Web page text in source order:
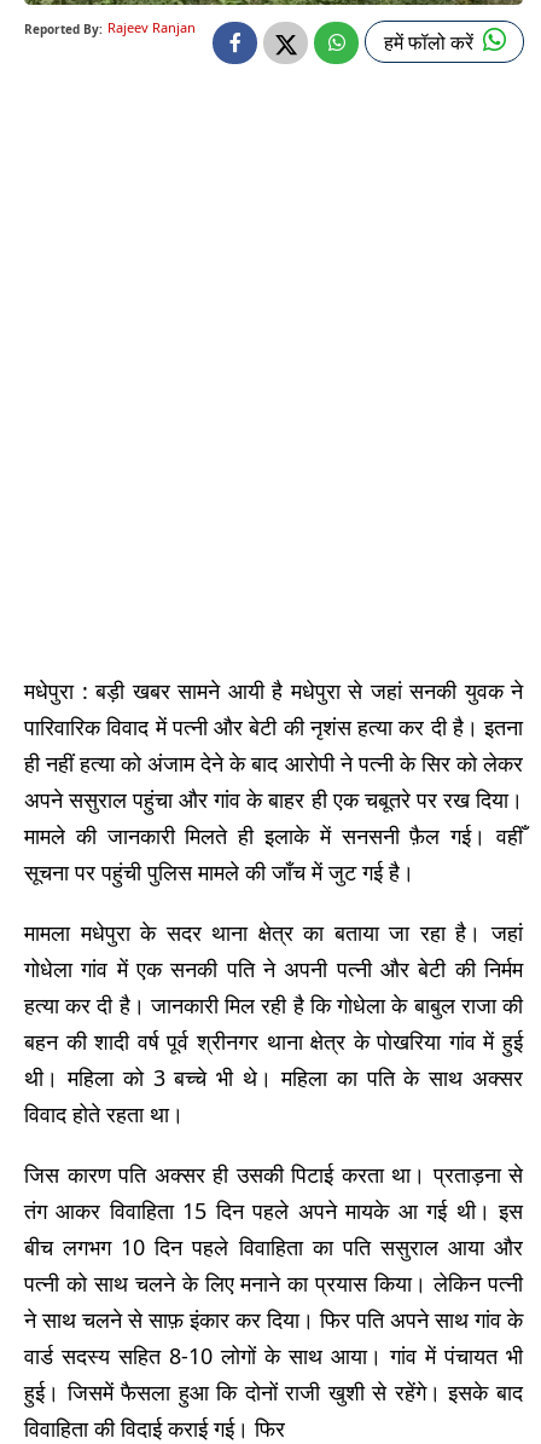
Reported By: Rajeev Ranjan
हमें फॉलो करें
मधेपुरा : बड़ी खबर सामने आयी है मधेपुरा से जहां सनकी युवक ने
पारिवारिक विवाद में पत्नी और बेटी की नृशंस हत्या कर दी है। इतना
ही नहीं हत्या को अंजाम देने के बाद आरोपी ने पत्नी के सिर को लेकर
अपने ससुराल पहुंचा और गांव के बाहर ही एक चबूतरे पर रख दिया।
मामले की जानकारी मिलते ही इलाके में सनसनी फ़ैल गई। वहीँ
सूचना पर पहुंची पुलिस मामले की जाँच में जुट गई है।
मामला मधेपुरा के सदर थाना क्षेत्र का बताया जा रहा है। जहां
गोधेला गांव में एक सनकी पति ने अपनी पत्नी और बेटी की निर्मम
हत्या कर दी है। जानकारी मिल रही है कि गोधेला के बाबुल राजा की
बहन की शादी वर्ष पूर्व श्रीनगर थाना क्षेत्र के पोखरिया गांव में हुई
थी। महिला को 3 बच्चे भी थे। महिला का पति के साथ अक्सर
विवाद होते रहता था।
जिस कारण पति अक्सर ही उसकी पिटाई करता था। प्रताड़ना से
तंग आकर विवाहिता 15 दिन पहले अपने मायके आ गई थी। इस
बीच लगभग 10 दिन पहले विवाहिता का पति ससुराल आया और
पत्नी को साथ चलने के लिए मनाने का प्रयास किया। लेकिन पत्नी
ने साथ चलने से साफ़ इंकार कर दिया। फिर पति अपने साथ गांव के
वार्ड सदस्य सहित 8-10 लोगों के साथ आया। गांव में पंचायत भी
हुई। जिसमें फैसला हुआ कि दोनों राजी खुशी से रहेंगे। इसके बाद
विवाहिता की विदाई कराई गई। फिर